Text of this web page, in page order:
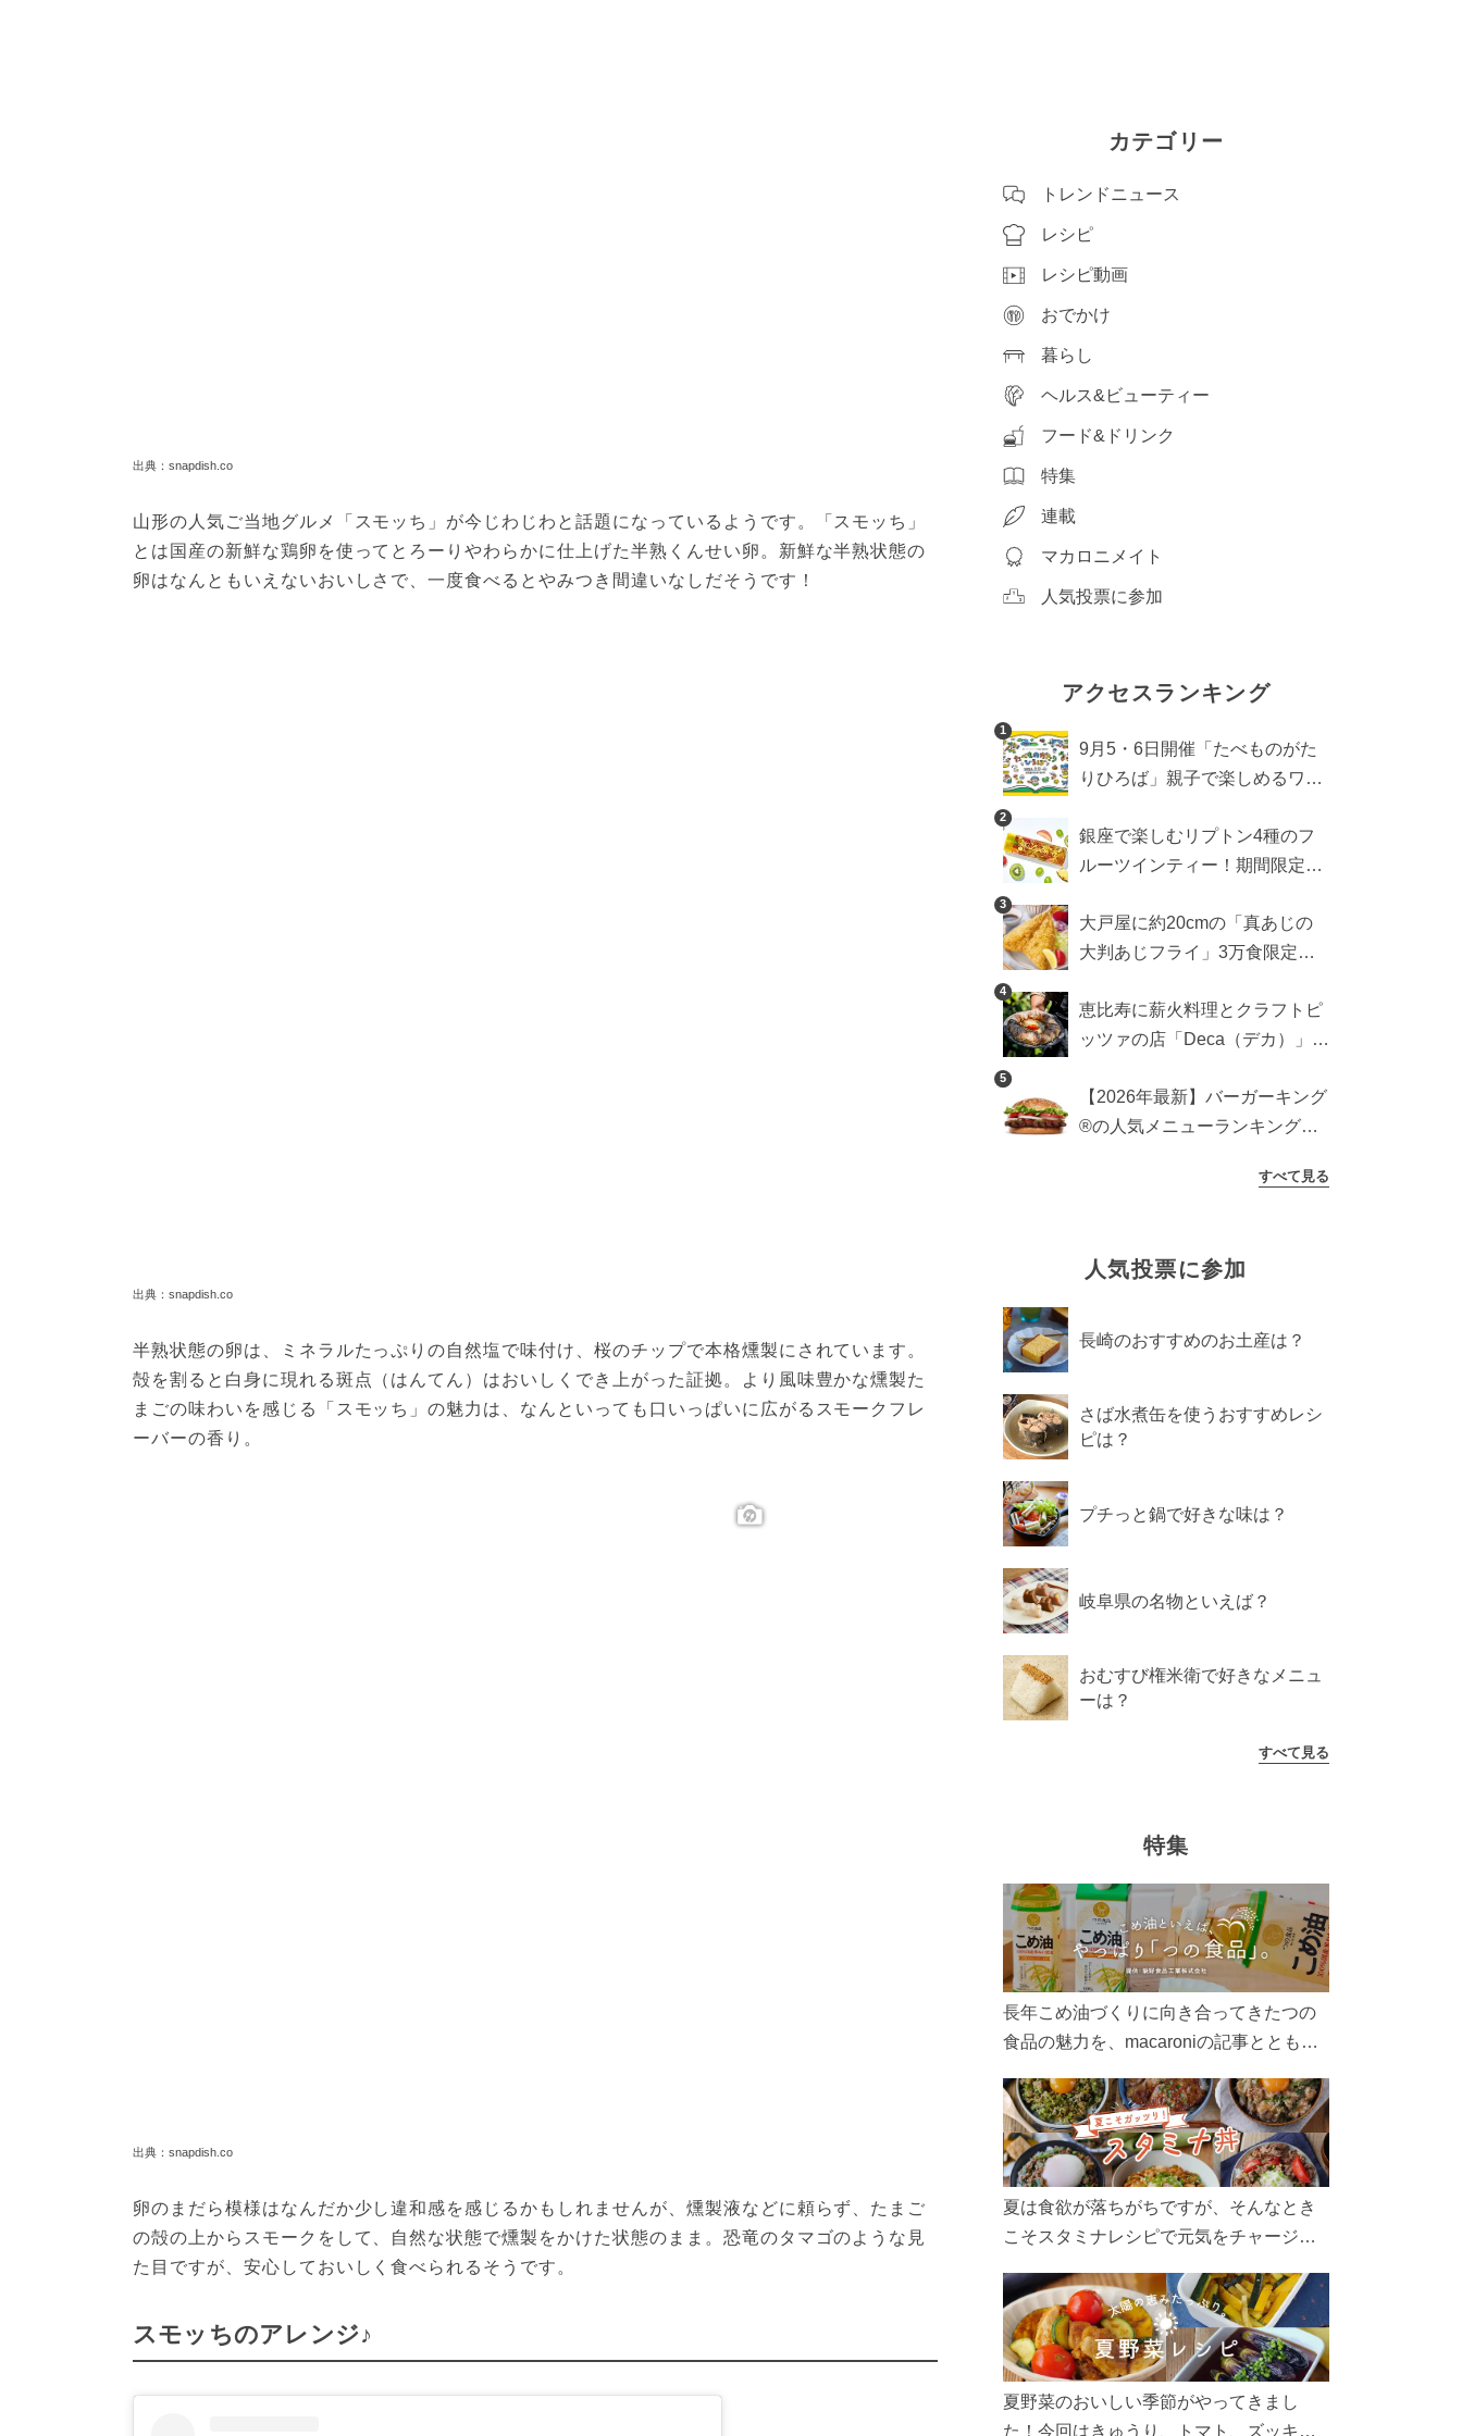
出典：snapdish.co
山形の人気ご当地グルメ「スモッち」が今じわじわと話題になっているようです。「スモッち」
とは国産の新鮮な鶏卵を使ってとろーりやわらかに仕上げた半熟くんせい卵。新鮮な半熟状態の
卵はなんともいえないおいしさで、一度食べるとやみつき間違いなしだそうです！
出典：snapdish.co
半熟状態の卵は、ミネラルたっぷりの自然塩で味付け、桜のチップで本格燻製にされています。
殻を割ると白身に現れる斑点（はんてん）はおいしくでき上がった証拠。より風味豊かな燻製た
まごの味わいを感じる「スモッち」の魅力は、なんといっても口いっぱいに広がるスモークフレ
ーバーの香り。
出典：snapdish.co
卵のまだら模様はなんだか少し違和感を感じるかもしれませんが、燻製液などに頼らず、たまご
の殻の上からスモークをして、自然な状態で燻製をかけた状態のまま。恐竜のタマゴのような見
た目ですが、安心しておいしく食べられるそうです。
スモッちのアレンジ♪
カテゴリー
トレンドニュース
レシピ
レシピ動画
おでかけ
暮らし
ヘルス&ビューティー
フード&ドリンク
特集
連載
マカロニメイト
人気投票に参加
アクセスランキング
1
9月5・6日開催「たべものがた
りひろば」親子で楽しめるワー
ーなどをご紹介
2
銀座で楽しむリプトン4種のフ
ルーツインティー！期間限定キ
3
大戸屋に約20cmの「真あじの
大判あじフライ」3万食限定で
メニュー
4
恵比寿に薪火料理とクラフトピ
ッツァの店「Deca（デカ）」が
ストラン
5
【2026年最新】バーガーキング
®の人気メニューランキング
すべて見る
人気投票に参加
長崎のおすすめのお土産は？
さば水煮缶を使うおすすめレシ
ピは？
プチっと鍋で好きな味は？
岐阜県の名物といえば？
おむすび権米衛で好きなメニュ
ーは？
すべて見る
特集
長年こめ油づくりに向き合ってきたつの
食品の魅力を、macaroniの記事とともに
ん、製造現場や品質へのこだわりまで。
こめ油をもっと好きになるコンテンツを
ぜひお楽しみください。
夏は食欲が落ちがちですが、そんなとき
こそスタミナレシピで元気をチャージ！
リ食べて、夏バテを吹き飛ばしましょ
う！
夏野菜のおいしい季節がやってきまし
た！今回はきゅうり、トマト、ズッキー